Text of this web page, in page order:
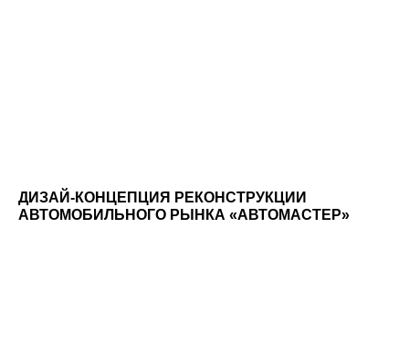
ДИЗАЙ-КОНЦЕПЦИЯ РЕКОНСТРУКЦИИ
АВТОМОБИЛЬНОГО РЫНКА «АВТОМАСТЕР»